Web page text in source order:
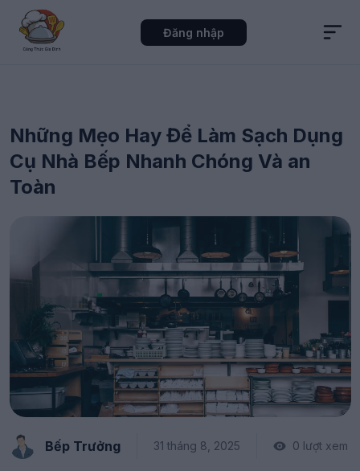
Đăng nhập
Những Mẹo Hay Để Làm Sạch Dụng
Cụ Nhà Bếp Nhanh Chóng Và an
Toàn
Bếp Trưởng 31 tháng 8, 2025 0 lượt xem